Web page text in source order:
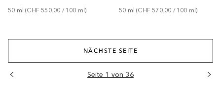
50 ml (CHF 550.00 / 100 ml) 50 ml (CHF 570.00 / 100 ml)
NÄCHSTE SEITE
Seite 1 von 36